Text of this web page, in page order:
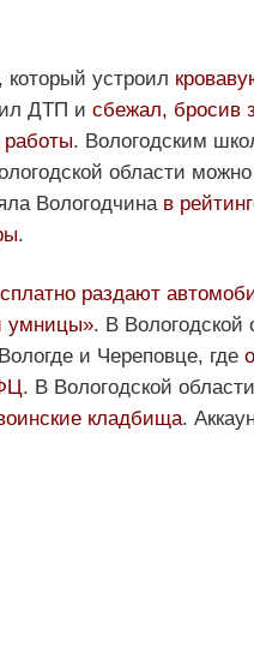
который устроил
ДТП и сбежал, бросив
. Вологодским
области
Вологодчина в
.
раздают
умницы». В Вологодской
и Череповце, где
. В Вологодской
кладбища.